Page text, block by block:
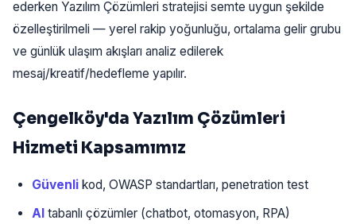
ederken Yazılım Çözümleri stratejisi semte uygun şekilde
özelleştirilmeli — yerel rakip yoğunluğu, ortalama gelir grubu
ve günlük ulaşım akışları analiz edilerek
mesaj/kreatif/hedefleme yapılır.
Çengelköy'da Yazılım Çözümleri
Hizmeti Kapsamımız
Güvenli kod, OWASP standartları, penetration test
AI tabanlı çözümler (chatbot, otomasyon, RPA)